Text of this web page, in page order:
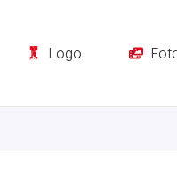
Logo